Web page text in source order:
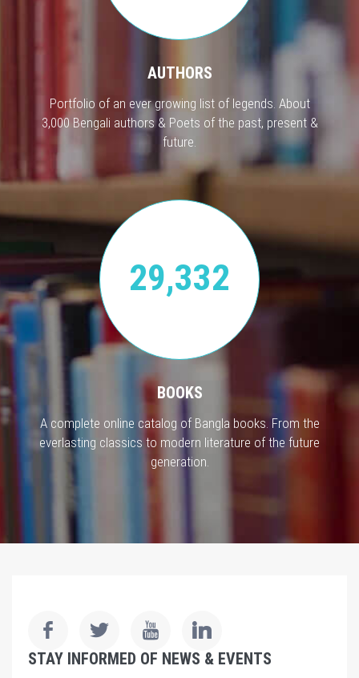
AUTHORS
Portfolio of an ever growing list of legends. About
3,000 Bengali authors & Poets of the past, present &
future.
29,332
BOOKS
A complete online catalog of Bangla books. From the
everlasting classics to modern literature of the future
generation.
STAY INFORMED OF NEWS & EVENTS